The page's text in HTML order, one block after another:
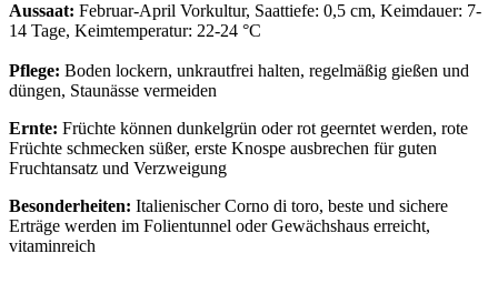
Aussaat: Februar-April Vorkultur, Saattiefe: 0,5 cm, Keimdauer: 7-
14 Tage, Keimtemperatur: 22-24 °C
Pflege: Boden lockern, unkrautfrei halten, regelmäßig gießen und
düngen, Staunässe vermeiden
Ernte: Früchte können dunkelgrün oder rot geerntet werden, rote
Früchte schmecken süßer, erste Knospe ausbrechen für guten
Fruchtansatz und Verzweigung
Besonderheiten: Italienischer Corno di toro, beste und sichere
Erträge werden im Folientunnel oder Gewächshaus erreicht,
vitaminreich